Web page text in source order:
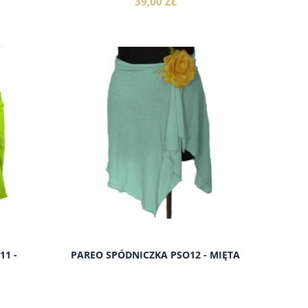
-
PAREO SPÓDNICZKA PSO12 - MIĘTA